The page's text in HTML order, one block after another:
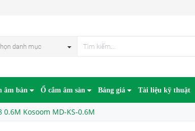
danh mục
âm bàn Ổ cắm âm sàn Bảng giá Tài liệu kỹ thuật
Kosoom MD-KS-0.6M